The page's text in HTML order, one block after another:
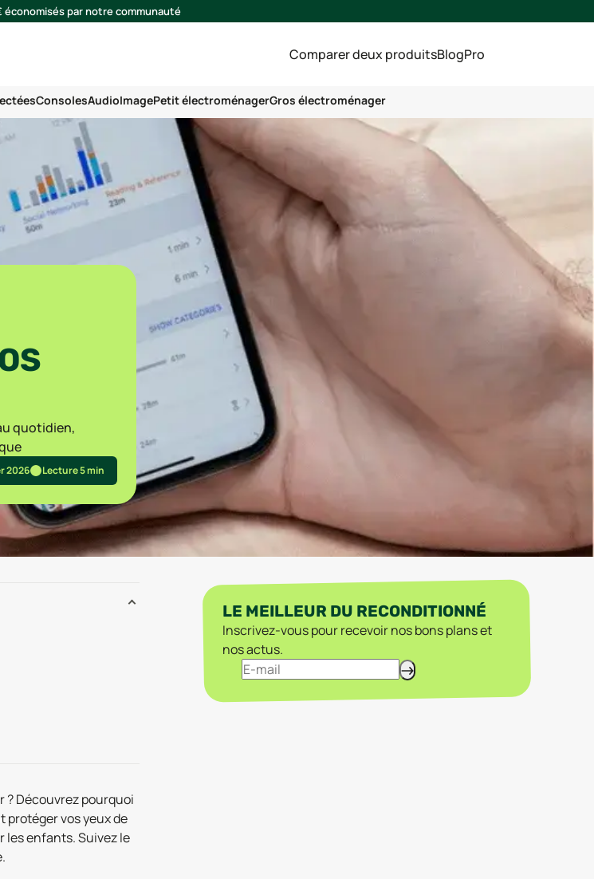
économisés par notre communauté
Comparer deux produitsBlogPro
ConsolesAudioImagePetit électroménagerGros électroménager
quotidien,
2026 Lecture 5 min
? Découvrez pourquoi
protéger vos yeux de
les enfants. Suivez le
LE MEILLEUR DU RECONDITIONNÉ
Inscrivez-vous pour recevoir nos bons plans et
nos actus.